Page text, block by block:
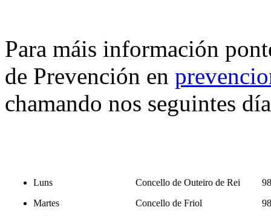
Para máis información
de Prevención en
chamando nos seguintes
Luns
Martes
Concello de Outeiro de Rei
Concello de Friol